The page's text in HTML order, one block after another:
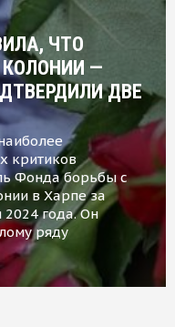
ЧТО
—
ДВЕ
критиков
Фонда борьбы с
в Харпе за
года. Он
ряду